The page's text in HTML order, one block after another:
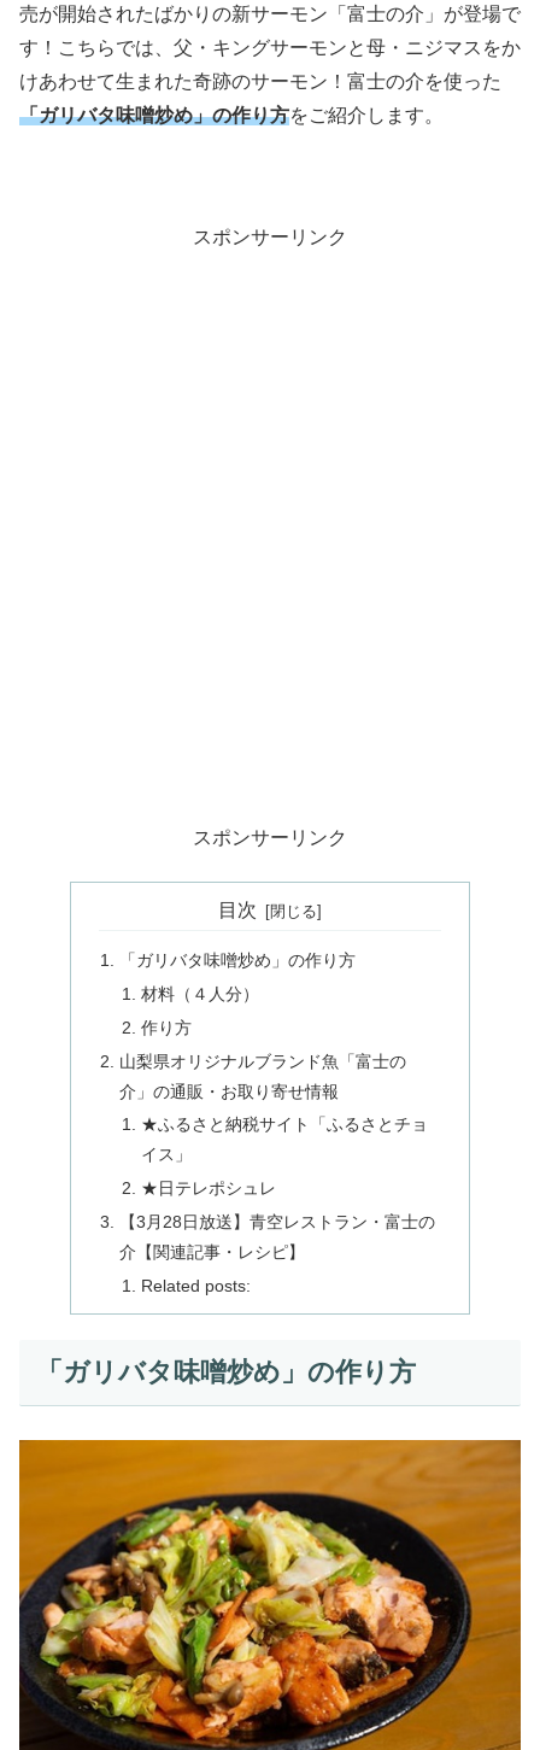
売が開始されたばかりの新サーモン「富士の介」が登場で
す！こちらでは、父・キングサーモンと母・ニジマスをか
けあわせて生まれた奇跡のサーモン！富士の介を使った
「ガリバタ味噌炒め」の作り方をご紹介します。
スポンサーリンク
スポンサーリンク
目次
「ガリバタ味噌炒め」の作り方
材料（４人分）
作り方
山梨県オリジナルブランド魚「富士の
介」の通販・お取り寄せ情報
★ふるさと納税サイト「ふるさとチョ
イス」
★日テレポシュレ
【3月28日放送】青空レストラン・富士の
介【関連記事・レシピ】
Related posts:
「ガリバタ味噌炒め」の作り方